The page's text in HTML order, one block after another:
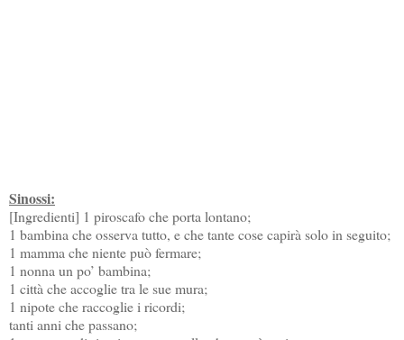
Sinossi:
[Ingredienti] 1 piroscafo che porta lontano;
1 bambina che osserva tutto, e che tante cose capirà solo in seguito;
1 mamma che niente può fermare;
1 nonna un po’ bambina;
1 città che accoglie tra le sue mura;
1 nipote che raccoglie i ricordi;
tanti anni che passano;